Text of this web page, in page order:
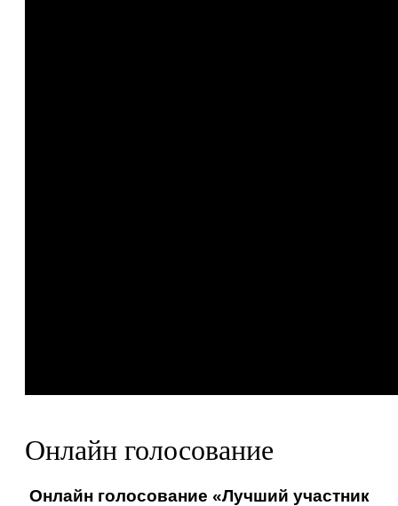
Онлайн голосование
Онлайн голосование «Лучший участник